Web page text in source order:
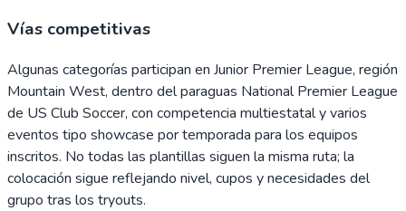
Vías competitivas
Algunas categorías participan en Junior Premier League, región
Mountain West, dentro del paraguas National Premier League
de US Club Soccer, con competencia multiestatal y varios
eventos tipo showcase por temporada para los equipos
inscritos. No todas las plantillas siguen la misma ruta; la
colocación sigue reflejando nivel, cupos y necesidades del
grupo tras los tryouts.